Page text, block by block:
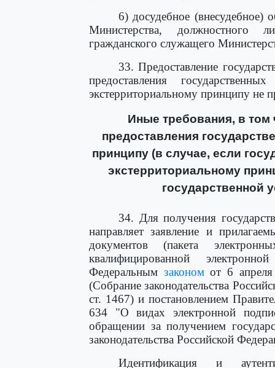
6) досудебное (внесудебное)
Министерства, должностного
гражданского служащего
33. Предоставление
предоставления
экстерриториальному принципу не
Иные требования, в
предоставления
принципу (в случае, если
экстерриториальному
государственной
34. Для получения
направляет заявление и
документов (пакета
квалифицированной
Федеральным закономот 6 апреля
(Собрание законодательства
ст. 1467) и постановлением
634 "О видах электронной
обращении за получением
законодательства Российской
Идентификация и